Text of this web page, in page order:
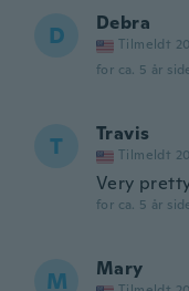
D Debra
Tilmeldt
for ca. 5 år
T Travis
Tilmeldt
Very
for ca. 5 år
M Mary